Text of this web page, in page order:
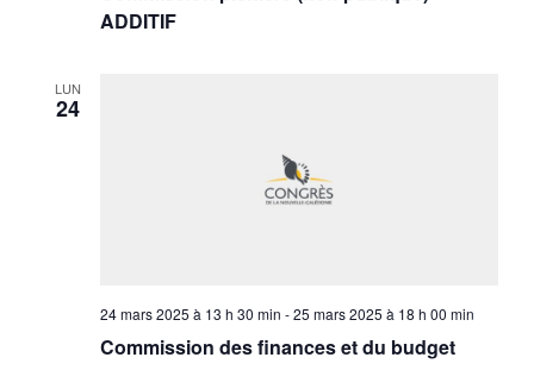
ADDITIF
LUN
24
Commission des finances et du budget
24 mars 2025 à 13 h 30 min -25 mars 2025 à 18 h 00 min